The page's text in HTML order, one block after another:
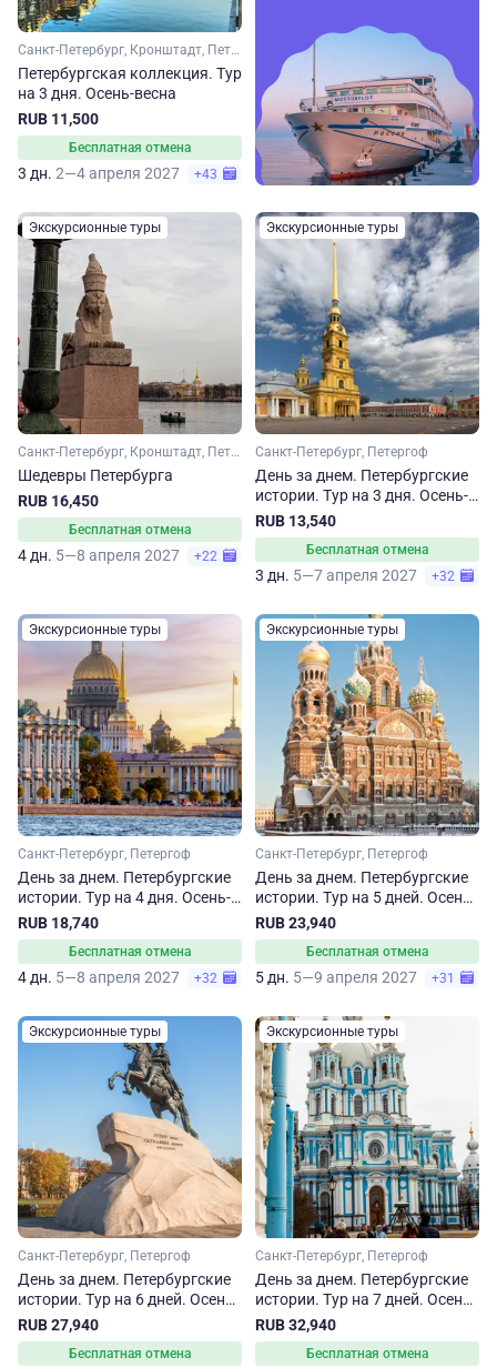
Санкт-Петербург, Кронштадт, Петергоф
Петербургская коллекция. Тур
на 3 дня. Осень-весна
RUB 11,500
Бесплатная отмена
3 дн. 2—4 апреля 2027 +43
Экскурсионные туры
Санкт-Петербург, Кронштадт, Петергоф
Шедевры Петербурга
RUB 16,450
Бесплатная отмена
4 дн. 5—8 апреля 2027 +22
Экскурсионные туры
Санкт-Петербург, Петергоф
День за днем. Петербургские
истории. Тур на 3 дня. Осень-
весна
RUB 13,540
Бесплатная отмена
3 дн. 5—7 апреля 2027 +32
Экскурсионные туры
Санкт-Петербург, Петергоф
День за днем. Петербургские
истории. Тур на 4 дня. Осень-
весна
RUB 18,740
Бесплатная отмена
4 дн. 5—8 апреля 2027 +32
Экскурсионные туры
Санкт-Петербург, Петергоф
День за днем. Петербургские
истории. Тур на 5 дней. Осень-
весна
RUB 23,940
Бесплатная отмена
5 дн. 5—9 апреля 2027 +31
Экскурсионные туры
Санкт-Петербург, Петергоф
День за днем. Петербургские
истории. Тур на 6 дней. Осень-
весна
RUB 27,940
Бесплатная отмена
Экскурсионные туры
Санкт-Петербург, Петергоф
День за днем. Петербургские
истории. Тур на 7 дней. Осень-
весна
RUB 32,940
Бесплатная отмена